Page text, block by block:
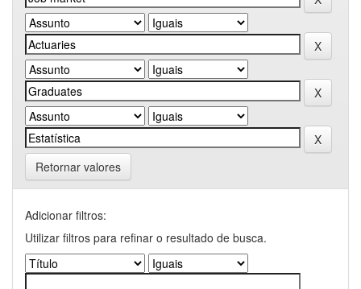
Retornar valores
Adicionar filtros:
Utilizar filtros para refinar o resultado de busca.